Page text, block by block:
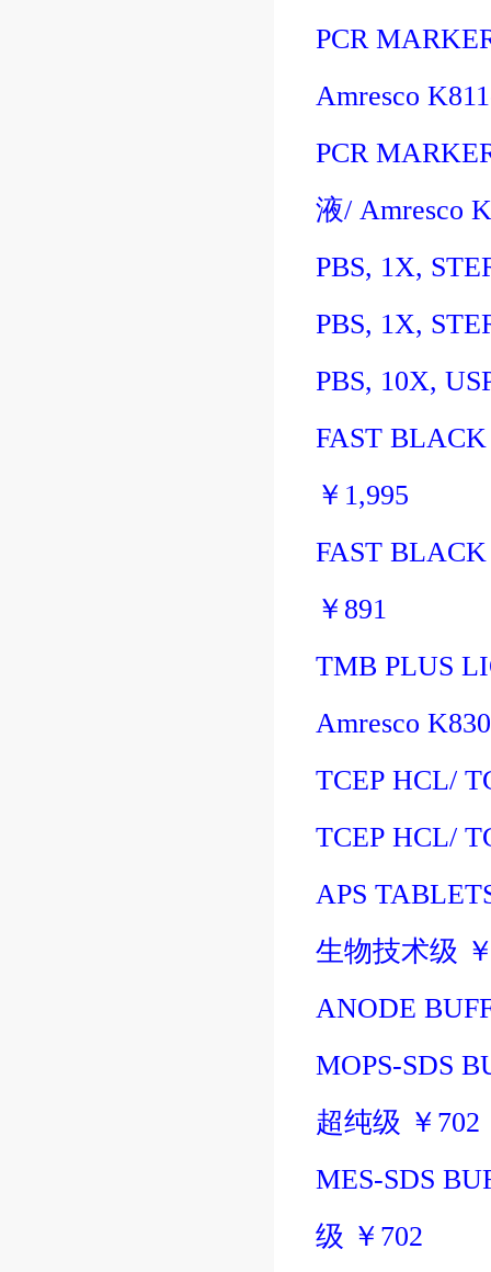
PCR
Amresco
PCR
液/ Amresco
PBS, 1X,
PBS, 1X,
PBS, 10X,
FAST
￥ 1,995
FAST
￥ 891
TMB PLUS
Amresco
TCEP HCL/
TCEP HCL/
APS
生物技术级
ANODE
MOPS-SDS
超纯级 ￥ 702
MES-SDS
级 ￥ 702